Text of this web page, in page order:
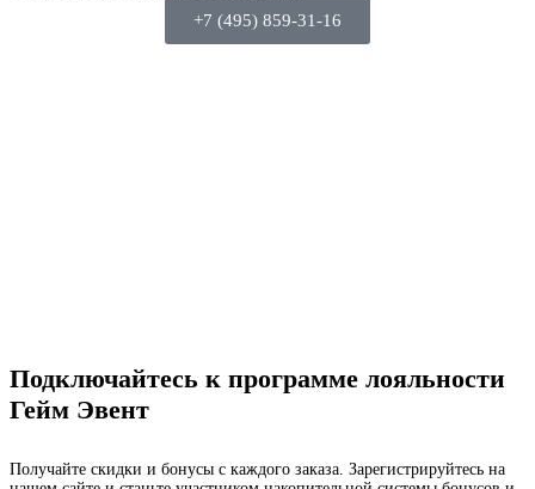
+7 (495) 859-31-16
Подключайтесь к программе лояльности
Гейм Эвент
Получайте скидки и бонусы с каждого заказа. Зарегистрируйтесь на